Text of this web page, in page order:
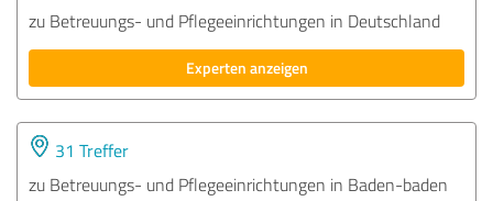
zu Betreuungs- und Pflegeeinrichtungen in Deutschland
Experten anzeigen
31 Treffer
zu Betreuungs- und Pflegeeinrichtungen in Baden-baden